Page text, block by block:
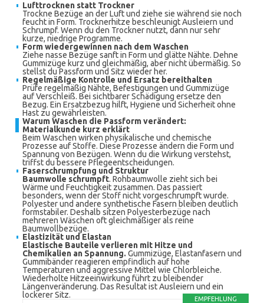
Lufttrocknen statt Trockner
Trockne Bezüge an der Luft und ziehe sie während sie noch
feucht in Form. Trocknerhitze beschleunigt Ausleiern und
Schrumpf. Wenn du den Trockner nutzt, dann nur sehr
kurze, niedrige Programme.
Form wiedergewinnen nach dem Waschen
Ziehe nasse Bezüge sanft in Form und glätte Nähte. Dehne
Gummizüge kurz und gleichmäßig, aber nicht übermäßig. So
stellst du Passform und Sitz wieder her.
Regelmäßige Kontrolle und Ersatz bereithalten
Prüfe regelmäßig Nähte, Befestigungen und Gummizüge
auf Verschleiß. Bei sichtbarer Schädigung ersetze den
Bezug. Ein Ersatzbezug hilft, Hygiene und Sicherheit ohne
Hast zu gewährleisten.
Warum Waschen die Passform verändert:
Materialkunde kurz erklärt
Beim Waschen wirken physikalische und chemische
Prozesse auf Stoffe. Diese Prozesse ändern die Form und
Spannung von Bezügen. Wenn du die Wirkung verstehst,
triffst du bessere Pflegeentscheidungen.
Faserschrumpfung und Struktur
Baumwolle schrumpft. Rohbaumwolle zieht sich bei
Wärme und Feuchtigkeit zusammen. Das passiert
besonders, wenn der Stoff nicht vorgeschrumpft wurde.
Polyester und andere synthetische Fasern bleiben deutlich
formstabiler. Deshalb sitzen Polyesterbezüge nach
mehreren Wäschen oft gleichmäßiger als reine
Baumwollbezüge.
Elastizität und Elastan
Elastische Bauteile verlieren mit Hitze und
Chemikalien an Spannung. Gummizüge, Elastanfasern und
Gummibänder reagieren empfindlich auf hohe
Temperaturen und aggressive Mittel wie Chlorbleiche.
Wiederholte Hitzeeinwirkung führt zu bleibender
Längenveränderung. Das Resultat ist Ausleiern und ein
lockerer Sitz.
EMPFEHLUNG